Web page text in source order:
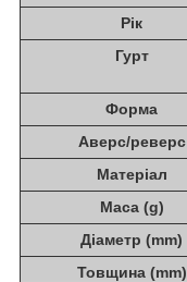
Рік
Гурт
Форма
Аверс/реверс
Матеріал
Маса (g)
Діаметр (mm)
Товщина (mm)